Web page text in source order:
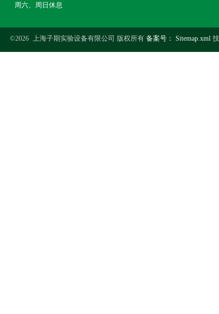
周六、周日休息
©2026 上海子期实验设备有限公司 版权所有 备案号： Sitemap.xml